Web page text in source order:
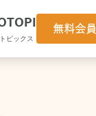
ピックス
無料会